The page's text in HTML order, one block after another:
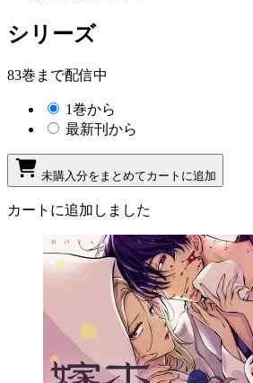
シリーズ
83巻まで配信中
1巻から
最新刊から
未購入分をまとめてカートに追加
カートに追加しました